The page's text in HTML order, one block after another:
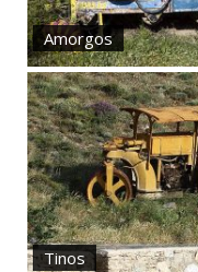
Amorgos
Tinos